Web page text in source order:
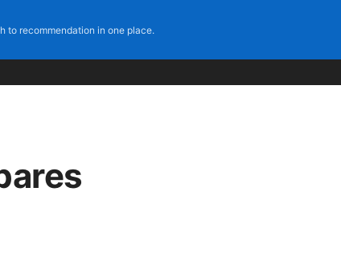
to recommendation in one place.